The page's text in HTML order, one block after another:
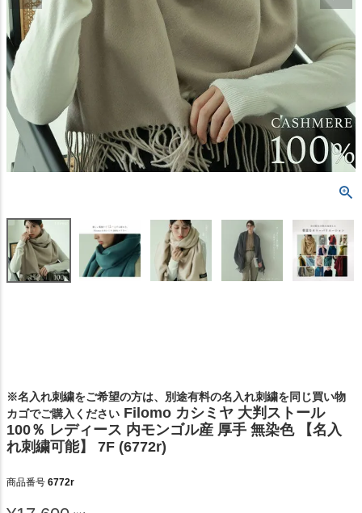
※名入れ刺繍をご希望の方は、別途有料の名入れ刺繍を同じ買い物
カゴでご購入ください Filomo カシミヤ 大判ストール
100％ レディース 内モンゴル産 厚手 無染色 【名入
れ刺繍可能】 7F (6772r)
商品番号 6772r